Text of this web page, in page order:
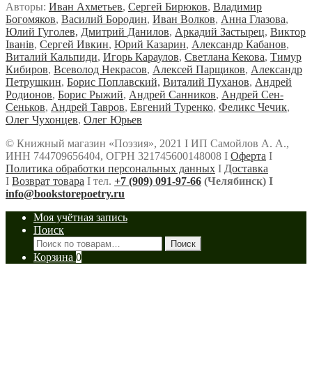
Авторы: Иван Ахметьев, Сергей Бирюков, Владимир
Богомяков, Василий Бородин, Иван Волков, Анна Глазова,
Юлий Гуголев, Дмитрий Данилов, Аркадий Застырец, Виктор
Iванiв, Сергей Ивкин, Юрий Казарин, Александр Кабанов,
Виталий Кальпиди, Игорь Караулов, Светлана Кекова, Тимур
Кибиров, Всеволод Некрасов, Алексей Парщиков, Александр
Петрушкин, Борис Поплавский, Виталий Пуханов, Андрей
Родионов, Борис Рыжий, Андрей Санников, Андрей Сен-
Сеньков, Андрей Тавров, Евгений Туренко, Феликс Чечик,
Олег Чухонцев, Олег Юрьев
© Книжный магазин «Поэзия», 2021 Ι ИП Самойлов А. А.,
ИНН 744709656404, ОГРН 321745600148008 Ι Оферта Ι
Политика обработки персональных данных Ι Доставка
Ι Возврат товара Ι тел. +7 (909) 091-97-66 (Челябинск) Ι
info@bookstorepoetry.ru
Моя учётная запись
Поиск
Искать:
Поиск
Корзина 0